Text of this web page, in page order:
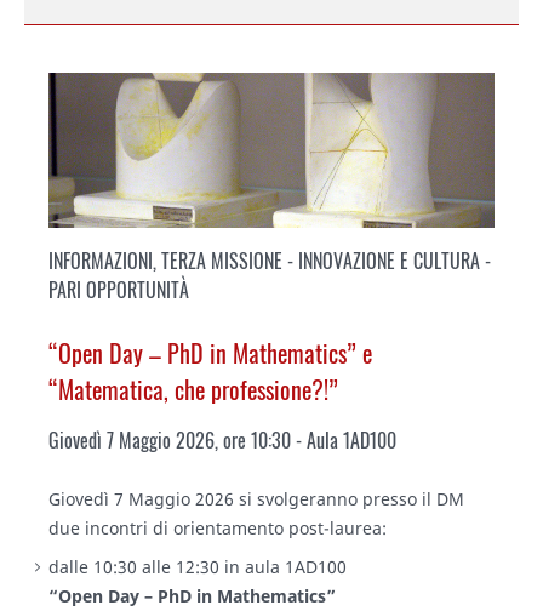
INFORMAZIONI,TERZA MISSIONE - INNOVAZIONE E CULTURA -
PARI OPPORTUNITÀ
“Open Day – PhD in Mathematics” e
“Matematica, che professione?!”
Giovedì 7 Maggio 2026, ore 10:30 - Aula 1AD100
Giovedì 7 Maggio 2026 si svolgeranno presso il DM
due incontri di orientamento post-laurea:
dalle 10:30 alle 12:30 in aula 1AD100
“Open Day – PhD in Mathematics”